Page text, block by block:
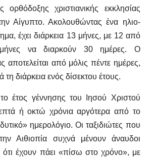
ορθόδοξης χριστιανικής εκκλησίας
Αίγυπτο. Ακολουθώντας ένα ηλιο-
έχει διάρκεια 13 μήνες, με 12 από
να διαρκούν 30 ημέρες. Ο
αποτελείται από μόλις πέντε ημέρες,
τη διάρκεια ενός δίσεκτου έτους.
το έτος γέννησης του Ιησού Χριστού
επτά ή οκτώ χρόνια αργότερα από το
ημερολόγιο. Οι ταξιδιώτες που
την Αιθιοπία συχνά μένουν άναυδοι
ότι έχουν πάει «πίσω στο χρόνο», με